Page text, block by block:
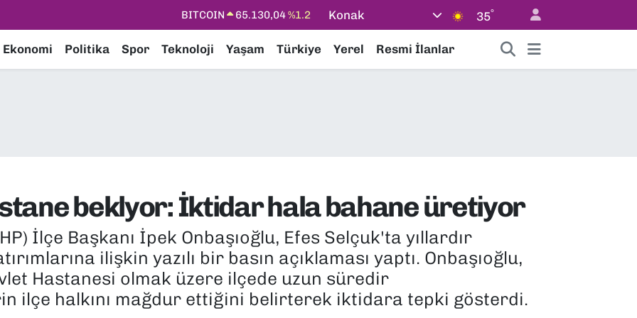
DOLAR 47,7106%0.17
STERLİN
64,4046%0.35
Konak 35°
Ekonomi Politika Spor Teknoloji Yaşam Türkiye Yerel Resmi İlanlar
beklyor: İktidar hala bahane üretiyor
İlçe Başkanı İpek Onbaşıoğlu, Efes Selçuk'ta yıllardır
ilişkin yazılı bir basın açıklaması yaptı. Onbaşıoğlu,
Hastanesi olmak üzere ilçede uzun süredir
ilçe halkını mağdur ettiğini belirterek iktidara tepki gösterdi.